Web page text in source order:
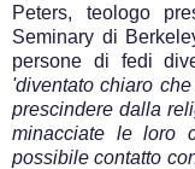
Peters, teologo
Seminary di
persone di fedi
'diventato chiaro
prescindere dalla
minacciate le loro
possibile contatto